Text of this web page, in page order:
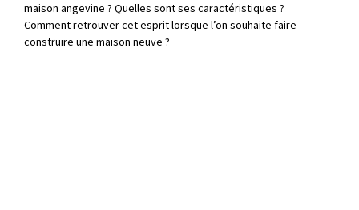
maison angevine ? Quelles sont ses caractéristiques ?
Comment retrouver cet esprit lorsque l’on souhaite faire
construire une maison neuve ?